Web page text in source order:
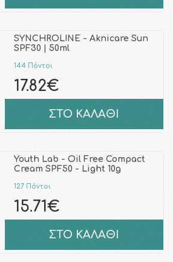
SYNCHROLINE - Aknicare Sun
SPF30 | 50ml
144 Πόντοι
17.82€
ΣΤΟ ΚΑΛΑΘΙ
Youth Lab - Oil Free Compact
Cream SPF50 - Light 10g
127 Πόντοι
15.71€
ΣΤΟ ΚΑΛΑΘΙ